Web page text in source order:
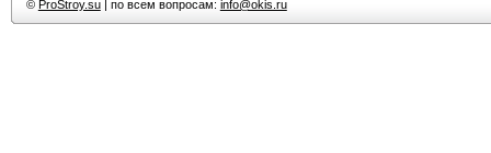
© ProStroy.su| по всем вопросам: info@okis.ru